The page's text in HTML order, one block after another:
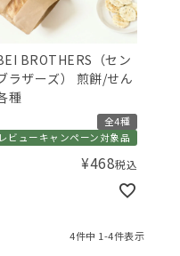
BROTHERS（セン
ラザーズ） 煎餅/せん
種
全4種
レビューキャンペーン対象品
¥468税込
4件中 1-4件表示